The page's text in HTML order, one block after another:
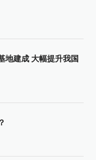
地建成 大幅提升我国